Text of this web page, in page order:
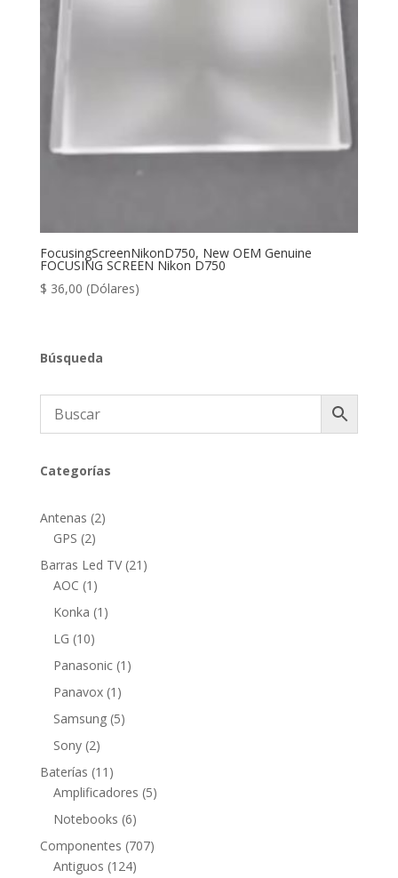
FocusingScreenNikonD750, New OEM Genuine
FOCUSING SCREEN Nikon D750
$ 36,00 (Dólares)
Búsqueda
Categorías
Antenas 22
GPS 22
productos
Barras Led TV 21 21
AOC 1 1
producto
Konka 1 1
LG 1010
productos
Panasonic 1 1
Panavox 1 1
producto
Samsung 55
Sony 22
productos
Baterías 11 11
productos
Amplificadores 55
Notebooks 66
productos
Componentes 707707
Antiguos 124124